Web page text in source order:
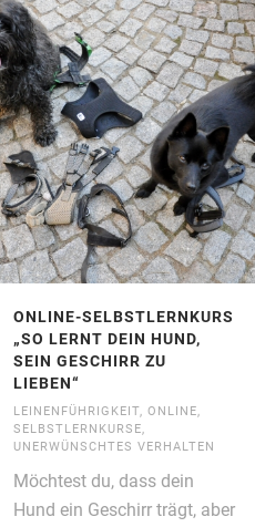
ONLINE-SELBSTLERNKURS
„SO LERNT DEIN HUND,
SEIN GESCHIRR ZU
LIEBEN“
LEINENFÜHRIGKEIT, ONLINE,
SELBSTLERNKURSE,
UNERWÜNSCHTES VERHALTEN
Möchtest du, dass dein
Hund ein Geschirr trägt, aber